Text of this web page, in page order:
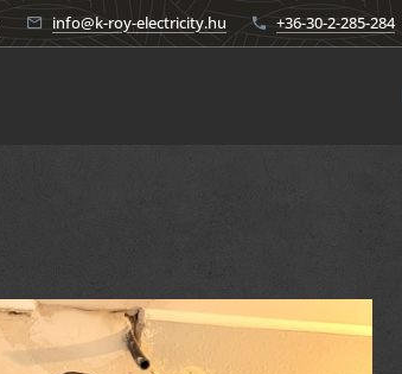
info@k-roy-electricity.hu +36-30-2-285-284